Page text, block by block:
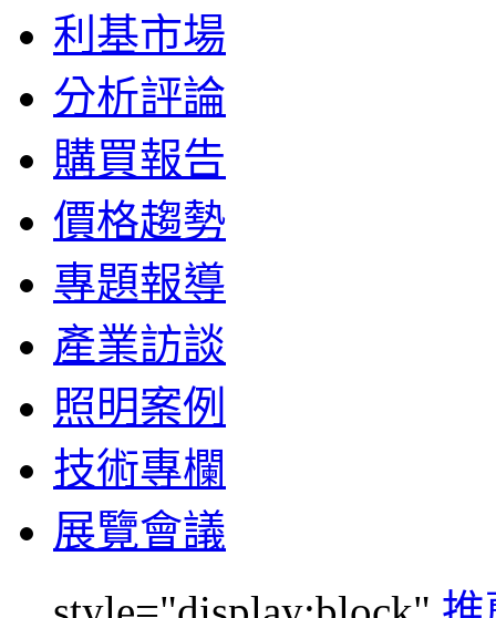
利基市場
分析評論
購買報告
價格趨勢
專題報導
產業訪談
照明案例
技術專欄
展覽會議